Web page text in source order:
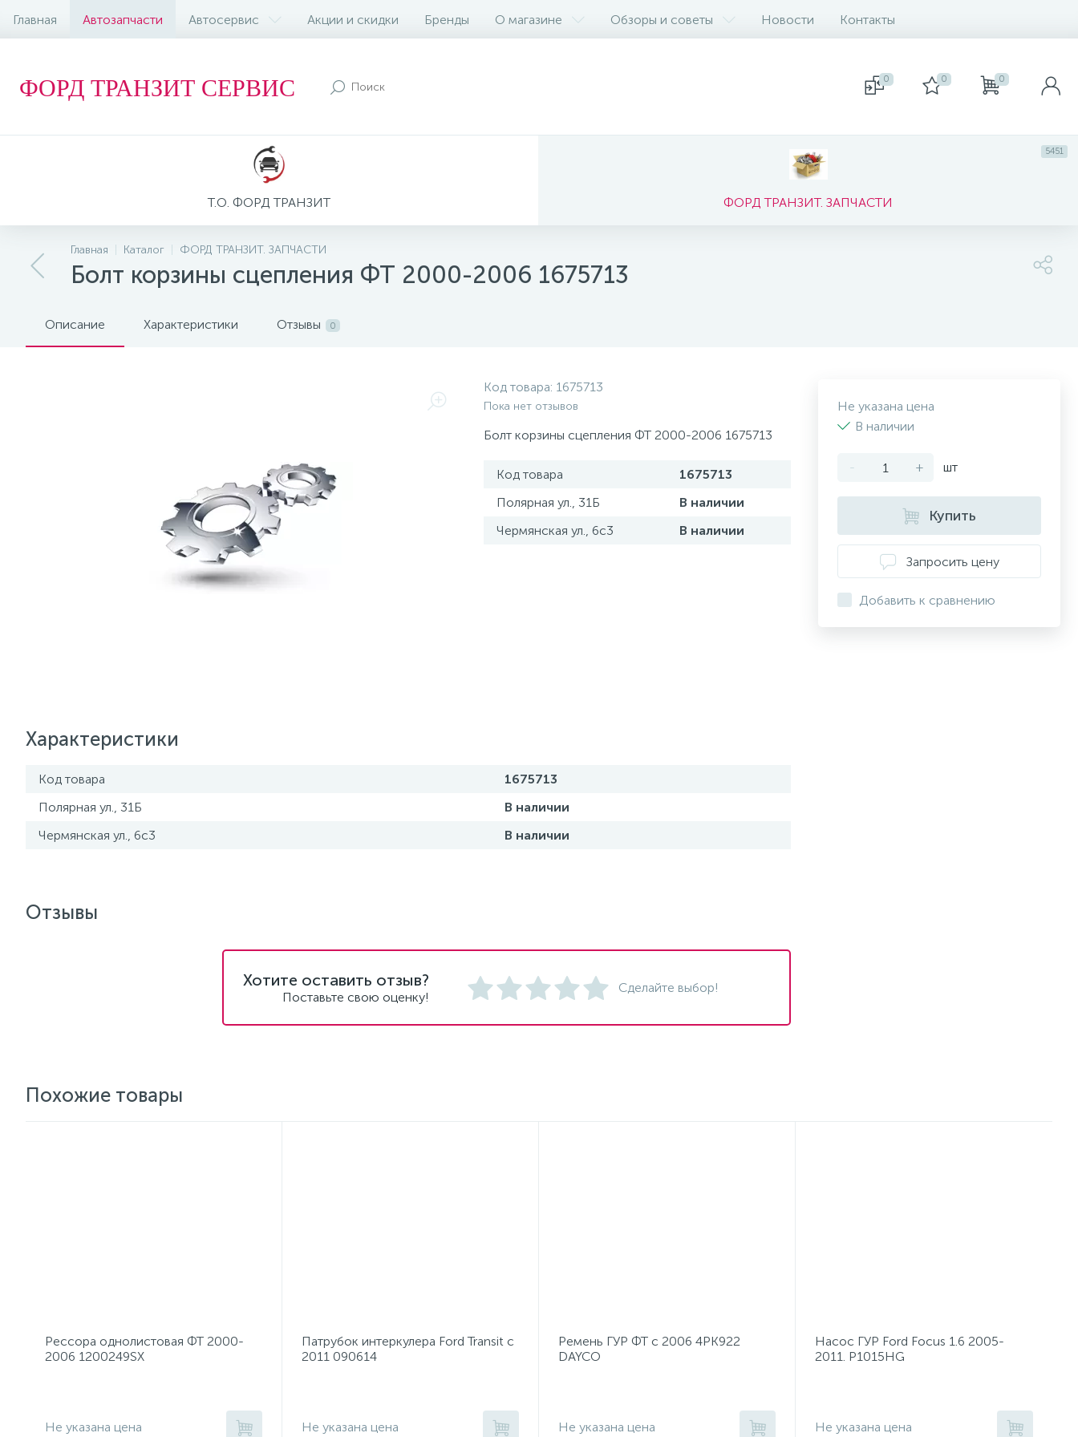
Главная Автозапчасти Автосервис Акции и скидки Бренды О магазине Обзоры и советы Новости Контакты
ФОРД ТРАНЗИТ СЕРВИС 0 0 0
Т.О. ФОРД ТРАНЗИТ ФОРД ТРАНЗИТ. ЗАПЧАСТИ
5451
Главная Каталог ФОРД ТРАНЗИТ. ЗАПЧАСТИ
Болт корзины сцепления ФТ 2000-2006 1675713
Описание Характеристики Отзывы 0
Код товара: 1675713
Пока нет отзывов
Болт корзины сцепления ФТ 2000-2006 1675713
Код товара
1675713
Полярная ул., 31Б
В наличии
Чермянская ул., 6с3
В наличии
Характеристики
Код товара
1675713
Полярная ул., 31Б
В наличии
Чермянская ул., 6с3
В наличии
Не указана цена
В наличии
- + шт
Купить
Запросить цену
Добавить к сравнению
Отзывы
Хотите оставить отзыв?
Поставьте свою оценку!
Сделайте выбор!
Похожие товары
Рессора однолистовая ФТ 2000-
2006 1200249SX
Не указана цена
Патрубок интеркулера Ford Transit с
2011 090614
Не указана цена
Ремень ГУР ФТ c 2006 4PK922
DAYCO
Не указана цена
Насос ГУР Ford Focus 1.6 2005-
2011. P1015HG
Не указана цена